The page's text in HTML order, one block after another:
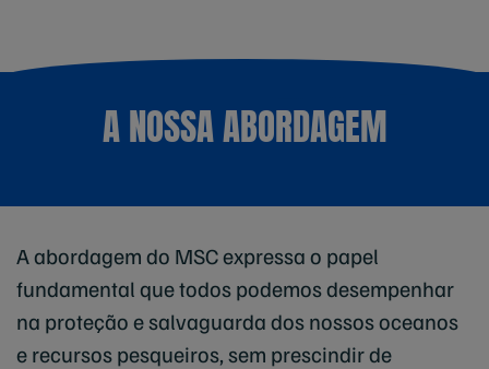
A NOSSA ABORDAGEM
A abordagem do MSC expressa o papel
fundamental que todos podemos desempenhar
na proteção e salvaguarda dos nossos oceanos
e recursos pesqueiros, sem prescindir de